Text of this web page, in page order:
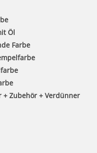
Öl
Farbe
+ Zubehör + Verdünner